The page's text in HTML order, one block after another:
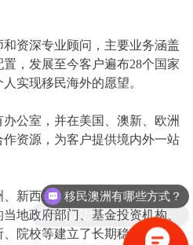
资深专业顾问，主要业务涵盖
，发展至今客户遍布28个国家
实现移民海外的愿望。
公室，并在美国、澳新、欧洲
资源，为客户提供境内外一站
新西兰、葡萄牙、希腊、土耳
地政府部门、基金投资机构、
院校等建立了长期稳定的合作
可以让移民律师助理帮我评估下吗？